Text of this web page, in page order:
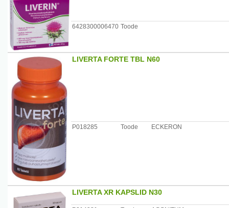
6428300006470 Toode
LIVERTA FORTE TBL N60
P018285 Toode ECKERON
LIVERTA XR KAPSLID N30